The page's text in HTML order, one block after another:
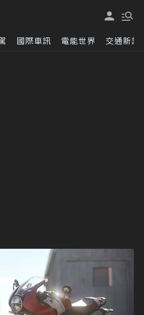
國際車訊 電能世界 交通新訊